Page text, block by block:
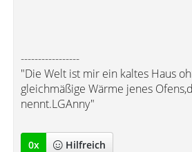
-----------------
"Die Welt ist mir ein kaltes Haus
gleichmäßige Wärme jenes
nennt.LGAnny"
0x Hilfreich